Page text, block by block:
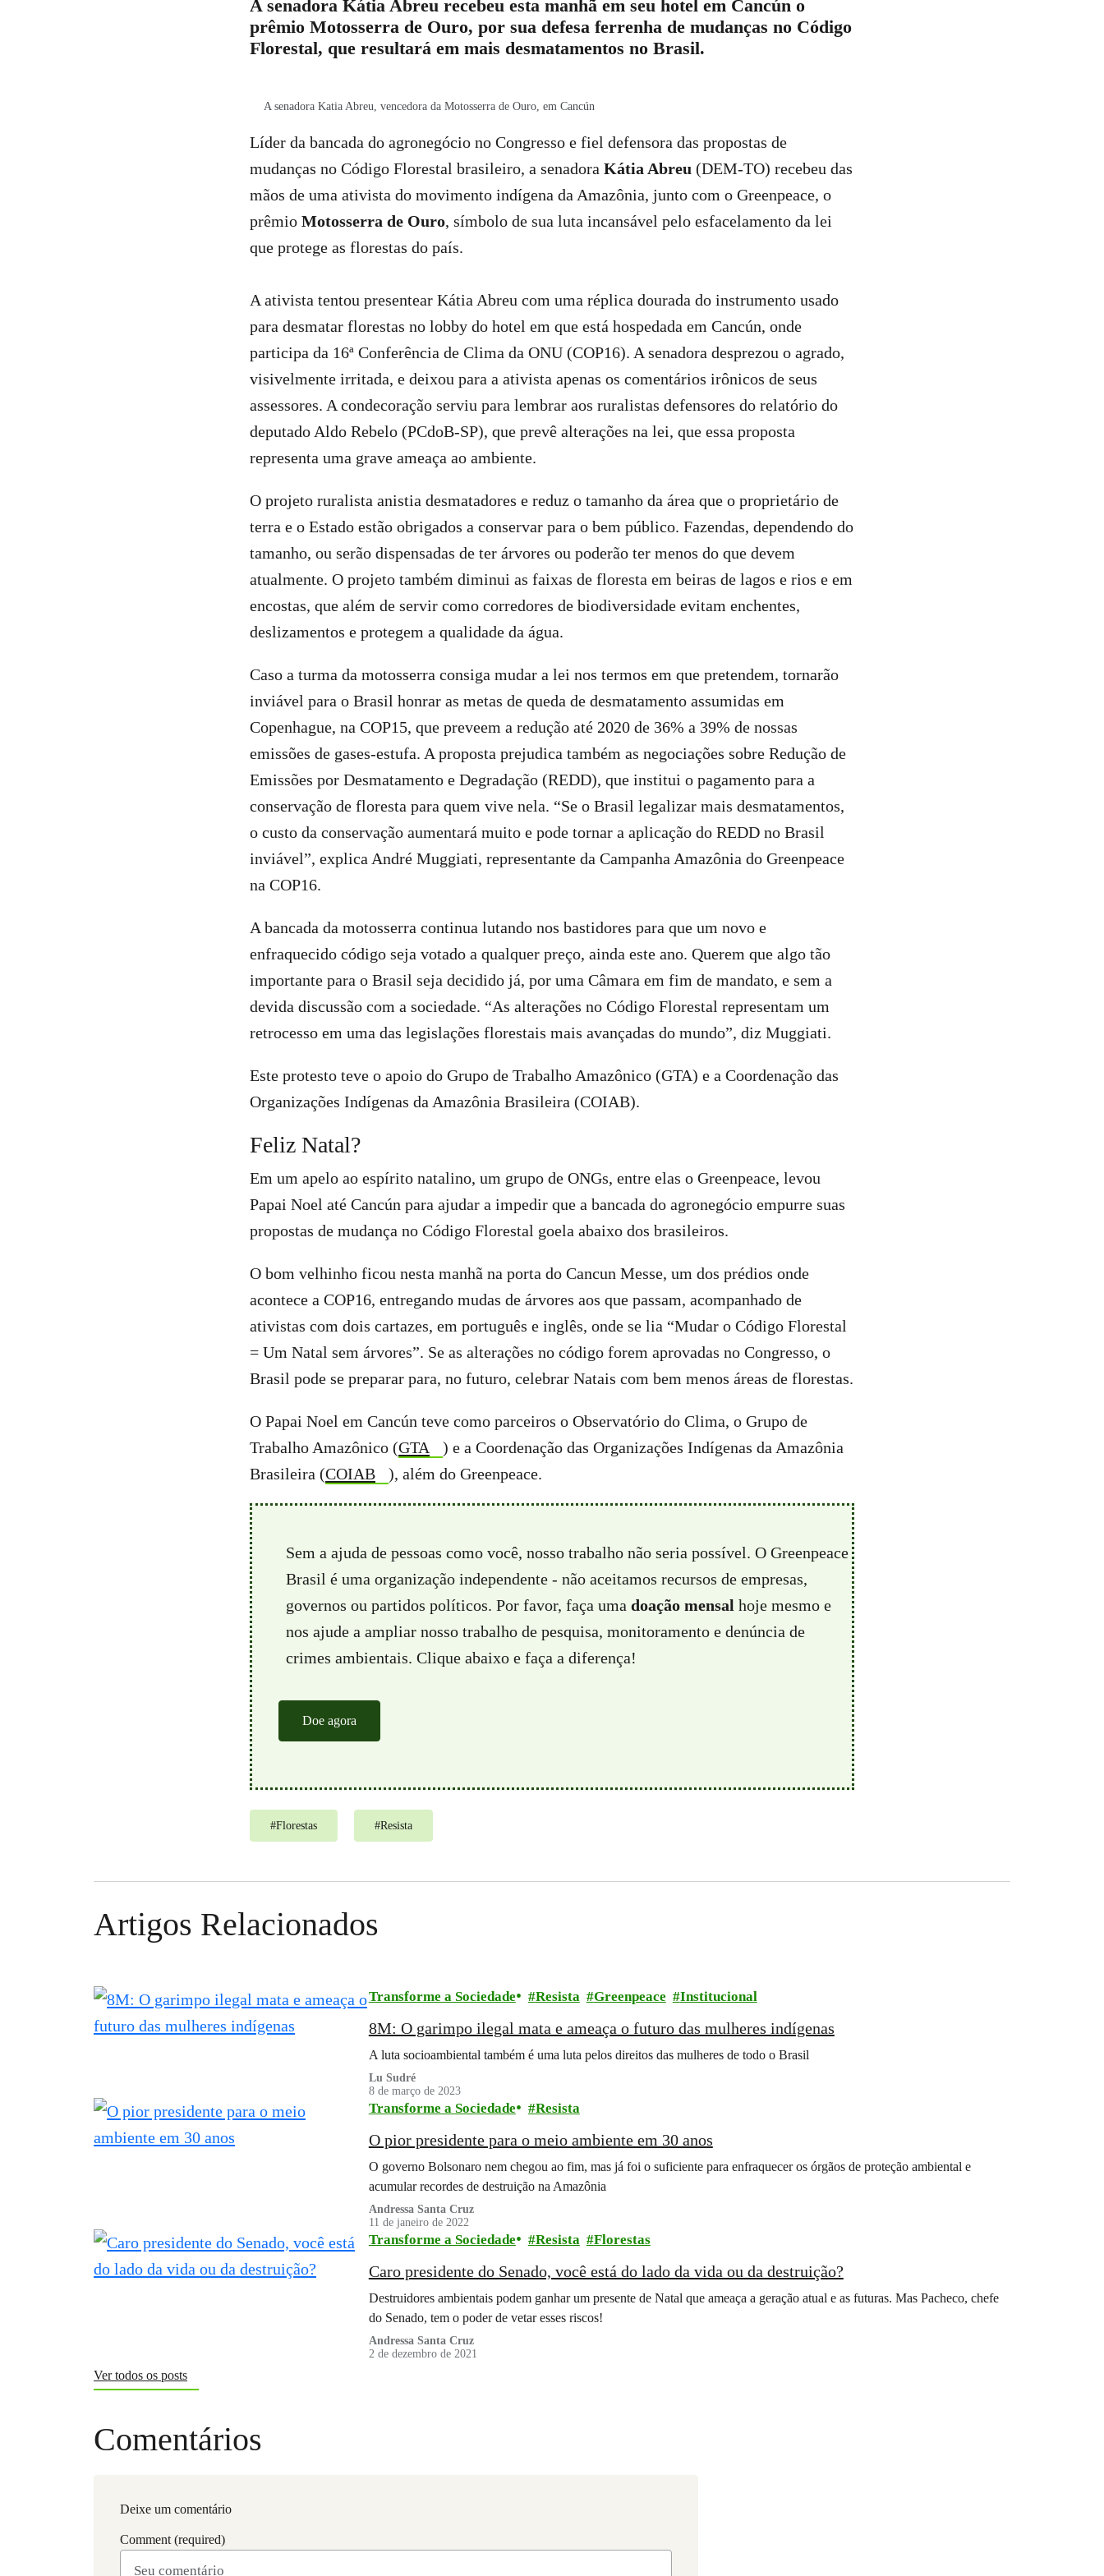
A senadora Kátia Abreu recebeu esta manhã em seu hotel em Cancún o
prêmio Motosserra de Ouro, por sua defesa ferrenha de mudanças no Código
Florestal, que resultará em mais desmatamentos no Brasil.
A senadora Katia Abreu, vencedora da Motosserra de Ouro, em Cancún
Líder da bancada do agronegócio no Congresso e fiel defensora das propostas de
mudanças no Código Florestal brasileiro, a senadora Kátia Abreu (DEM-TO) recebeu das
mãos de uma ativista do movimento indígena da Amazônia, junto com o Greenpeace, o
prêmio Motosserra de Ouro, símbolo de sua luta incansável pelo esfacelamento da lei
que protege as florestas do país.
A ativista tentou presentear Kátia Abreu com uma réplica dourada do instrumento usado
para desmatar florestas no lobby do hotel em que está hospedada em Cancún, onde
participa da 16ª Conferência de Clima da ONU (COP16). A senadora desprezou o agrado,
visivelmente irritada, e deixou para a ativista apenas os comentários irônicos de seus
assessores. A condecoração serviu para lembrar aos ruralistas defensores do relatório do
deputado Aldo Rebelo (PCdoB-SP), que prevê alterações na lei, que essa proposta
representa uma grave ameaça ao ambiente.
O projeto ruralista anistia desmatadores e reduz o tamanho da área que o proprietário de
terra e o Estado estão obrigados a conservar para o bem público. Fazendas, dependendo do
tamanho, ou serão dispensadas de ter árvores ou poderão ter menos do que devem
atualmente. O projeto também diminui as faixas de floresta em beiras de lagos e rios e em
encostas, que além de servir como corredores de biodiversidade evitam enchentes,
deslizamentos e protegem a qualidade da água.
Caso a turma da motosserra consiga mudar a lei nos termos em que pretendem, tornarão
inviável para o Brasil honrar as metas de queda de desmatamento assumidas em
Copenhague, na COP15, que preveem a redução até 2020 de 36% a 39% de nossas
emissões de gases-estufa. A proposta prejudica também as negociações sobre Redução de
Emissões por Desmatamento e Degradação (REDD), que institui o pagamento para a
conservação de floresta para quem vive nela. “Se o Brasil legalizar mais desmatamentos,
o custo da conservação aumentará muito e pode tornar a aplicação do REDD no Brasil
inviável”, explica André Muggiati, representante da Campanha Amazônia do Greenpeace
na COP16.
A bancada da motosserra continua lutando nos bastidores para que um novo e
enfraquecido código seja votado a qualquer preço, ainda este ano. Querem que algo tão
importante para o Brasil seja decidido já, por uma Câmara em fim de mandato, e sem a
devida discussão com a sociedade. “As alterações no Código Florestal representam um
retrocesso em uma das legislações florestais mais avançadas do mundo”, diz Muggiati.
Este protesto teve o apoio do Grupo de Trabalho Amazônico (GTA) e a Coordenação das
Organizações Indígenas da Amazônia Brasileira (COIAB).
Feliz Natal?
Em um apelo ao espírito natalino, um grupo de ONGs, entre elas o Greenpeace, levou
Papai Noel até Cancún para ajudar a impedir que a bancada do agronegócio empurre suas
propostas de mudança no Código Florestal goela abaixo dos brasileiros.
O bom velhinho ficou nesta manhã na porta do Cancun Messe, um dos prédios onde
acontece a COP16, entregando mudas de árvores aos que passam, acompanhado de
ativistas com dois cartazes, em português e inglês, onde se lia “Mudar o Código Florestal
= Um Natal sem árvores”. Se as alterações no código forem aprovadas no Congresso, o
Brasil pode se preparar para, no futuro, celebrar Natais com bem menos áreas de florestas.
O Papai Noel em Cancún teve como parceiros o Observatório do Clima, o Grupo de
Trabalho Amazônico (GTA
) e a Coordenação das Organizações Indígenas da Amazônia
Brasileira (COIAB ), além do Greenpeace.
Sem a ajuda de pessoas como você, nosso trabalho não seria possível. O Greenpeace
Brasil é uma organização independente - não aceitamos recursos de empresas,
governos ou partidos políticos. Por favor, faça uma doação mensal hoje mesmo e
nos ajude a ampliar nosso trabalho de pesquisa, monitoramento e denúncia de
crimes ambientais. Clique abaixo e faça a diferença!
Doe agora
#Florestas #Resista
Artigos Relacionados
Transforme a Sociedade Resista Greenpeace Institucional
8M: O garimpo ilegal mata e ameaça o futuro das mulheres indígenas
A luta socioambiental também é uma luta pelos direitos das mulheres de todo o Brasil
Lu Sudré
8 de março de 2023
Transforme a Sociedade Resista
O pior presidente para o meio ambiente em 30 anos
O governo Bolsonaro nem chegou ao fim, mas já foi o suficiente para enfraquecer os órgãos de proteção ambiental e
acumular recordes de destruição na Amazônia
Andressa Santa Cruz
11 de janeiro de 2022
Transforme a Sociedade Resista Florestas
Caro presidente do Senado, você está do lado da vida ou da destruição?
Destruidores ambientais podem ganhar um presente de Natal que ameaça a geração atual e as futuras. Mas Pacheco, chefe
do Senado, tem o poder de vetar esses riscos!
Andressa Santa Cruz
2 de dezembro de 2021
Ver todos os posts
Comentários
Deixe um comentário
Comment (required)